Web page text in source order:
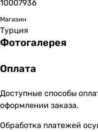
10007936
Магазин
Турция
Фотогалерея
Оплата
Доступные способы
оформлении заказа.
Обработка платежей